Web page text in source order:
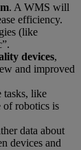
. A WMS will
efficiency.
(like
devices,
and improved
tasks, like
of robotics is
data about
devices and